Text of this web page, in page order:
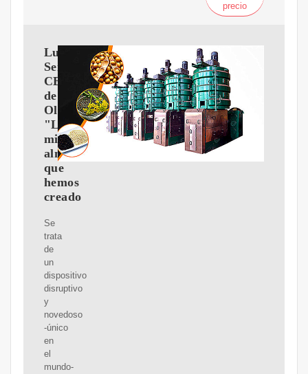
precio
Luis
Serrano,
CEO
de
Olimaker:
"La
micro-
almazara
que
hemos
creado
Se
trata
de
un
dispositivo
disruptivo
y
novedoso
-único
en
el
mundo-